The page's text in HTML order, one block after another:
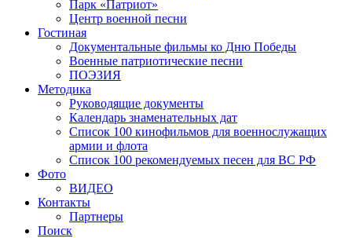
Парк «Патриот»
Центр военной песни
Гостиная
Документальные фильмы ко Дню Победы
Военные патриотические песни
ПОЭЗИЯ
Методика
Руководящие документы
Календарь знаменательных дат
Список 100 кинофильмов для военнослужащих
армии и флота
Список 100 рекомендуемых песен для ВС РФ
Фото
ВИДЕО
Контакты
Партнеры
Поиск